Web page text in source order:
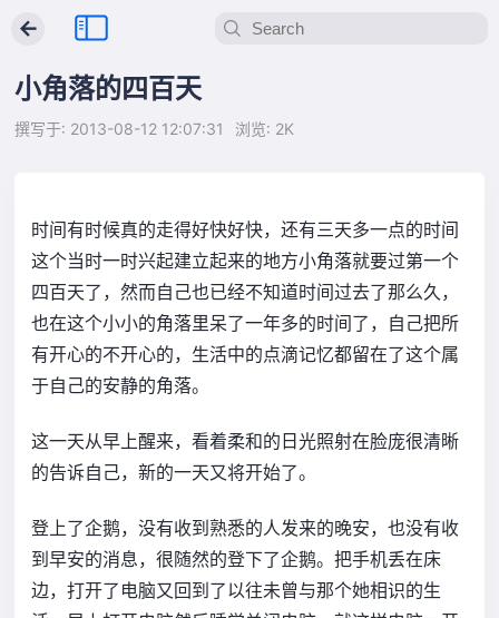
←
小角落的四百天
撰写于: 2013-08-12 12:07:31 浏览: 2K
时间有时候真的走得好快好快，还有三天多一点的时间
这个当时一时兴起建立起来的地方小角落就要过第一个
四百天了，然而自己也已经不知道时间过去了那么久，
也在这个小小的角落里呆了一年多的时间了，自己把所
有开心的不开心的，生活中的点滴记忆都留在了这个属
于自己的安静的角落。
这一天从早上醒来，看着柔和的日光照射在脸庞很清晰
的告诉自己，新的一天又将开始了。
登上了企鹅，没有收到熟悉的人发来的晚安，也没有收
到早安的消息，很随然的登下了企鹅。把手机丢在床
边，打开了电脑又回到了以往未曾与那个她相识的生